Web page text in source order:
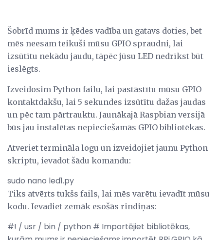
Šobrīd mums ir ķēdes vadība un gatavs doties, bet
mēs neesam teikuši mūsu GPIO spraudni, lai
izsūtītu nekādu jaudu, tāpēc jūsu LED nedrīkst būt
ieslēgts.
Izveidosim Python failu, lai pastāstītu mūsu GPIO
kontaktdakšu, lai 5 sekundes izsūtītu dažas jaudas
un pēc tam pārtrauktu. Jaunākajā Raspbian versijā
būs jau instalētas nepieciešamās GPIO bibliotēkas.
Atveriet termināla logu un izveidojiet jaunu Python
skriptu, ievadot šādu komandu:
sudo nano led1.py
Tiks atvērts tukšs fails, lai mēs varētu ievadīt mūsu
kodu. Ievadiet zemāk esošās rindiņas:
#! / usr / bin / python # Importējiet bibliotēkas,